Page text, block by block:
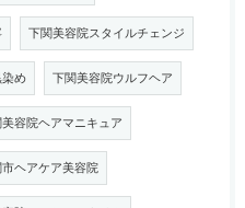
下関美容院スタイルチェンジ
め 下関美容院ウルフヘア
容院ヘアマニキュア
ヘアケア美容院